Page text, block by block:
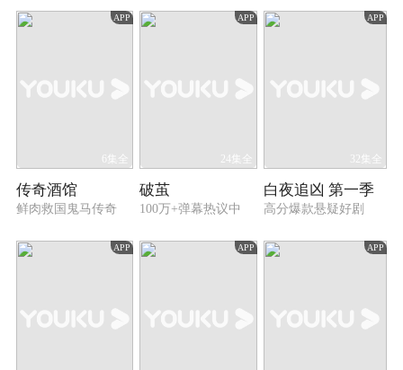
戮之中。陈一鸣与罪犯不断斗智斗勇，却惊觉真
APP
6集全
传奇酒馆
鲜肉救国鬼马传奇
APP
24集全
破茧
100万+弹幕热议中
APP
32集全
白夜追凶 第一季
高分爆款悬疑好剧
APP APP APP